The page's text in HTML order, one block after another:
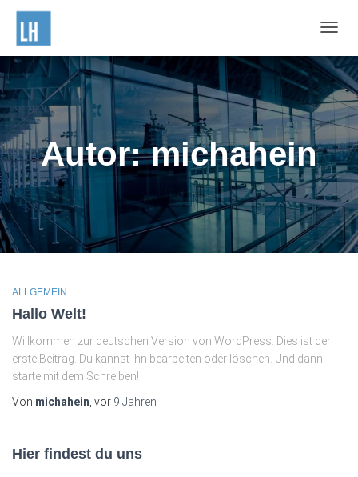
Autor:michahein
ALLGEMEIN
Hallo Welt!
Willkommen zur deutschen Version von WordPress. Dies ist der
erste Beitrag. Du kannst ihn bearbeiten oder löschen. Und dann
starte mit dem Schreiben!
Von michahein , vor 9 Jahren
Hier findest du uns